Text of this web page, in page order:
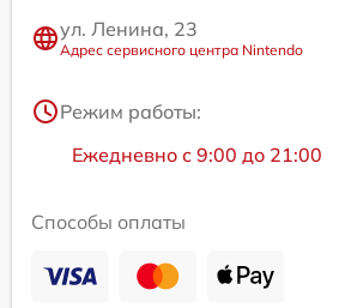
ул. Ленина, 23
Адрес сервисного центра Nintendo
Режим работы:
Ежедневно с 9:00 до 21:00
Способы оплаты